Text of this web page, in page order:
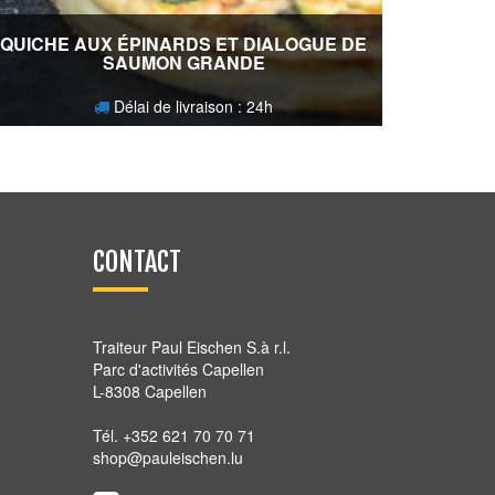
QUICHE AUX ÉPINARDS ET DIALOGUE DE
SAUMON GRANDE
Délai de livraison : 24h
CONTACT
Traiteur Paul Eischen S.à r.l.
Parc d'activités Capellen
L-8308 Capellen
Tél. +352 621 70 70 71
shop@pauleischen.lu